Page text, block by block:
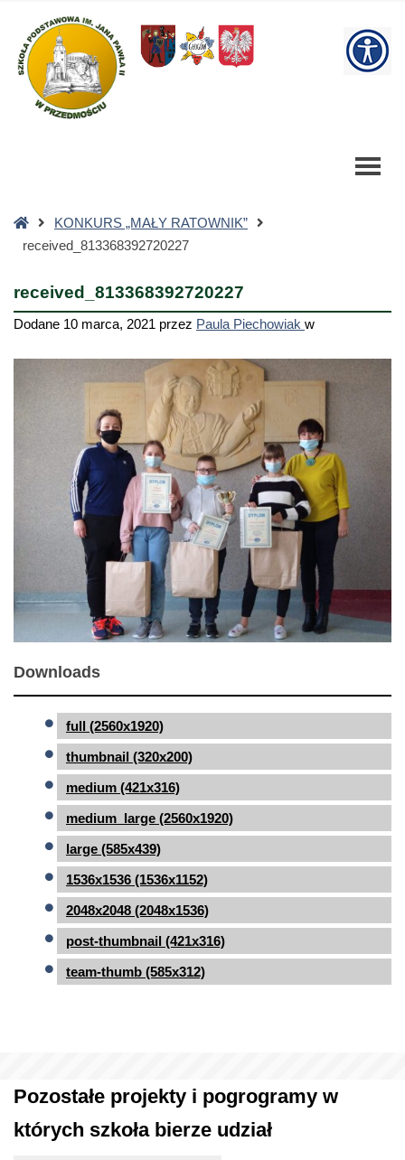
Szkoła
Podstawowa
Strona
główna
KONKURS „MAŁY RATOWNIK”
received_813368392720227
received_813368392720227
Dodane 10 marca, 2021 przez Paula Piechowiak w
Downloads
full (2560x1920)
thumbnail (320x200)
medium (421x316)
medium_large (2560x1920)
large (585x439)
1536x1536 (1536x1152)
2048x2048 (2048x1536)
post-thumbnail (421x316)
team-thumb (585x312)
Pozostałe projekty i pogrogramy w
których szkoła bierze udział